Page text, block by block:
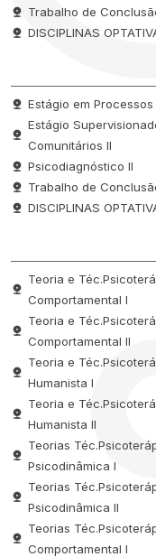
Trabalho de
DISCIPLINAS
Estágio em Processos
Estágio
Comunitários II
Psicodiagnóstico II
Trabalho de
DISCIPLINAS
Teoria e
Comportamental I
Teoria e
Comportamental II
Teoria e
Humanista I
Teoria e
Humanista II
Teorias
Psicodinâmica I
Teorias
Psicodinâmica II
Teorias
Comportamental I